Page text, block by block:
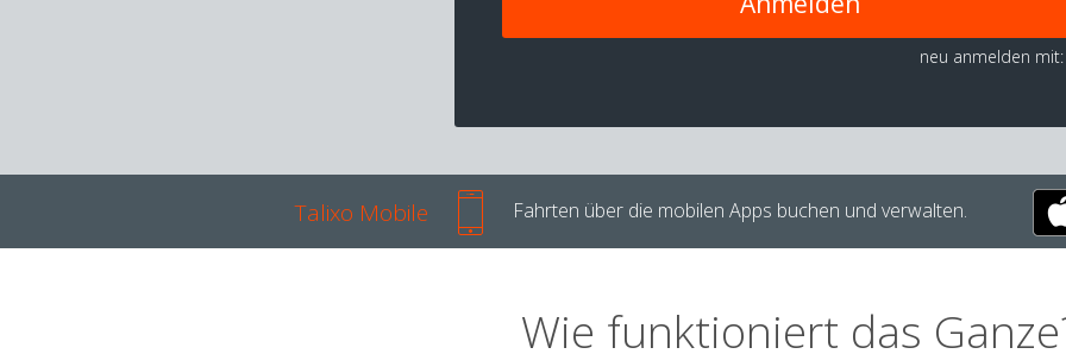
neu anmelden mit:
Talixo Mobile Fahrten über die mobilen Apps buchen und verwalten.
Wie funktioniert das